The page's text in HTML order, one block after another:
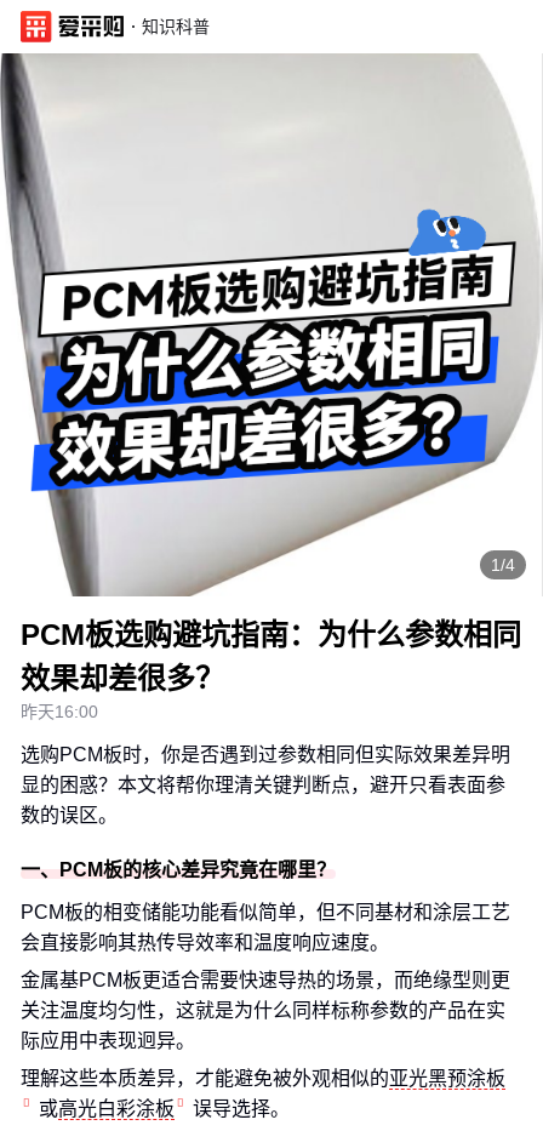
· 知识科普
1/4
PCM板选购避坑指南：为什么参数相同
效果却差很多？
昨天16:00
选购PCM板时，你是否遇到过参数相同但实际效果差异明
显的困惑？本文将帮你理清关键判断点，避开只看表面参
数的误区。
一、PCM板的核心差异究竟在哪里？
PCM板的相变储能功能看似简单，但不同基材和涂层工艺
会直接影响其热传导效率和温度响应速度。
金属基PCM板更适合需要快速导热的场景，而绝缘型则更
关注温度均匀性，这就是为什么同样标称参数的产品在实
际应用中表现迥异。
理解这些本质差异，才能避免被外观相似的亚光黑预涂板
或高光白彩涂板 误导选择。